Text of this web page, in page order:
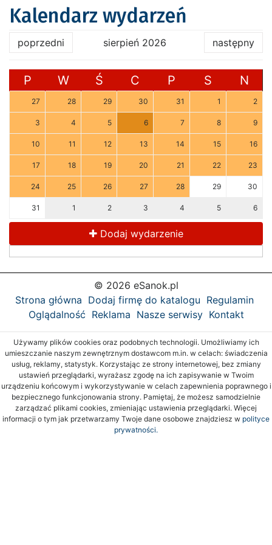
Kalendarz wydarzeń
poprzedni sierpień 2026 następny
P W Ś C P S N
27 28 29 30 31 1 2
3 4 5 6 7 8 9
10 11 12 13 14 15 16
17 18 19 20 21 22 23
24 25 26 27 28 29 30
31 1 2 3 4 5 6
Dodaj wydarzenie
© 2026 eSanok.pl
Strona główna Dodaj firmę do katalogu Regulamin
Oglądalność Reklama Nasze serwisy Kontakt
Używamy plików cookies oraz podobnych technologii. Umożliwiamy ich
umieszczanie naszym zewnętrznym dostawcom m.in. w celach: świadczenia
usług, reklamy, statystyk. Korzystając ze strony internetowej, bez zmiany
ustawień przeglądarki, wyrażasz zgodę na ich zapisywanie w Twoim
urządzeniu końcowym i wykorzystywanie w celach zapewnienia poprawnego i
bezpiecznego funkcjonowania strony. Pamiętaj, że możesz samodzielnie
zarządzać plikami cookies, zmieniając ustawienia przeglądarki. Więcej
informacji o tym jak przetwarzamy Twoje dane osobowe znajdziesz w polityce
prywatności.